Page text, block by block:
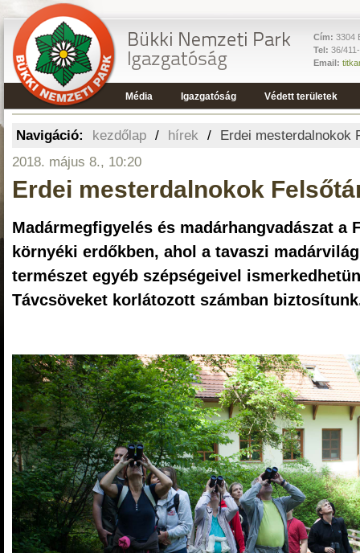
Cím: 3304
Tel: 36/
Email:
Média Igazgatóság Védett területek
Navigáció: kezdőlap / hírek / Erdei mesterdalnokok
2018. május 8., 10:20
Erdei mesterdalnokok
Madármegfigyelés és madárhangvadászat a
környéki erdőkben, ahol a tavaszi
természet egyéb szépségeivel
Távcsöveket korlátozott számban